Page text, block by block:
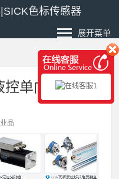
色标传感器
展开菜单
控单向阀价格
品